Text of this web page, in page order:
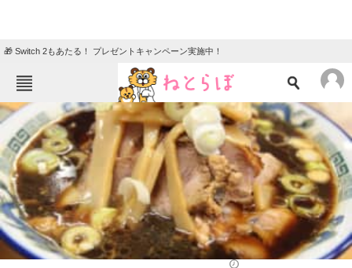
🎁 Switch 2もあたる！ プレゼントキャンペーン実施中！
ねとらぼメニュー
TOP ニュース
エンタメ クイズ
グルメ 地域
住まい 教育・育児
動物 リサーチ